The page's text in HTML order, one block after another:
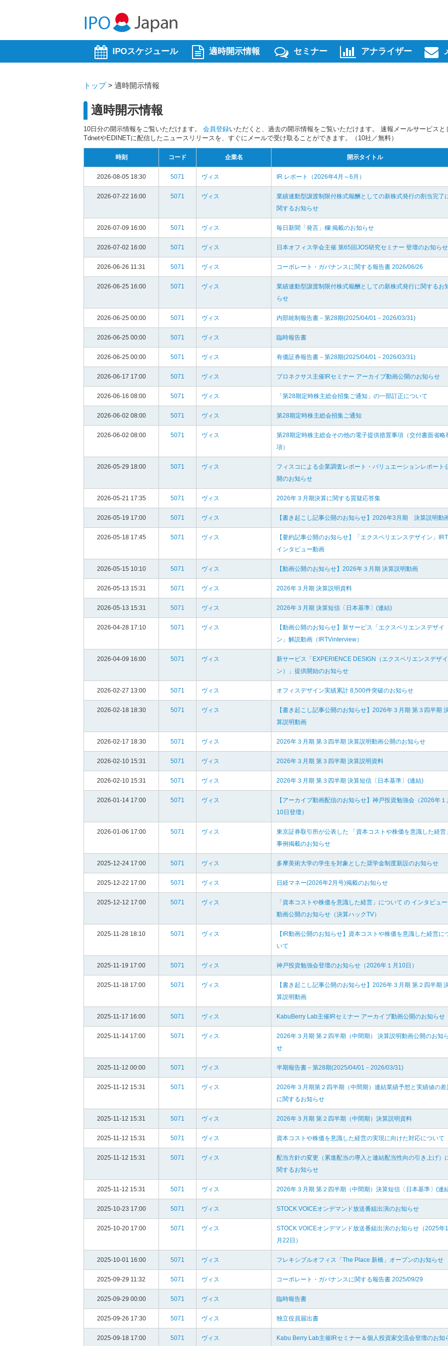
IPOスケジュール 適時開示情報 セミナー アナライザー
トップ> 適時開示情報
適時開示情報
10日分の開示情報をご覧いただけます。 会員登録いただくと、過去の開示情報をご覧いただけます。 速報メールサービスと
TdnetやEDINETに配信したニュースリリースを、すぐにメールで受け取ることができます。（10社／無料）
時刻 コード 企業名 開示タイトル
2026-08-05 18:30 5071 ヴィス IR レポート（2026年4月～6月）
2026-07-22 16:00 5071 ヴィス
業績連動型譲渡制限付株式報酬としての新株式発行の割当完了
関するお知らせ
2026-07-09 16:00 5071 ヴィス 毎日新聞「発言」欄 掲載のお知らせ
2026-07-02 16:00 5071 ヴィス 日本オフィス学会主催 第65回JOS研究セミナー 登壇のお知らせ
2026-06-26 11:31 5071 ヴィス コーポレート・ガバナンスに関する報告書 2026/06/26
2026-06-25 16:00 5071 ヴィス
業績連動型譲渡制限付株式報酬としての新株式発行に関するお
らせ
2026-06-25 00:00 5071 ヴィス 内部統制報告書－第28期(2025/04/01－2026/03/31)
2026-06-25 00:00 5071 ヴィス 臨時報告書
2026-06-25 00:00 5071 ヴィス 有価証券報告書－第28期(2025/04/01－2026/03/31)
2026-06-17 17:00 5071 ヴィス プロネクサス主催IRセミナー アーカイブ動画公開のお知らせ
2026-06-16 08:00 5071 ヴィス 「第28期定時株主総会招集ご通知」の一部訂正について
2026-06-02 08:00 5071 ヴィス 第28期定時株主総会招集ご通知
2026-06-02 08:00 5071 ヴィス
第28期定時株主総会その他の電子提供措置事項（交付書面省略
項）
2026-05-29 18:00 5071 ヴィス
フィスコによる企業調査レポート・バリュエーションレポート
開のお知らせ
2026-05-21 17:35 5071 ヴィス 2026年３月期決算に関する質疑応答集
2026-05-19 17:00 5071 ヴィス 【書き起こし記事公開のお知らせ】2026年3月期 決算説明動
2026-05-18 17:45 5071 ヴィス
【要約記事公開のお知らせ】「エクスペリエンスデザイン」
インタビュー動画
2026-05-15 10:10 5071 ヴィス 【動画公開のお知らせ】2026年３月期 決算説明動画
2026-05-13 15:31 5071 ヴィス 2026年３月期 決算説明資料
2026-05-13 15:31 5071 ヴィス 2026年３月期 決算短信〔日本基準〕(連結)
2026-04-28 17:10 5071 ヴィス
【動画公開のお知らせ】新サービス「エクスペリエンスデザイ
ン」解説動画（IRTVinterview）
2026-04-09 16:00 5071 ヴィス
新サービス「EXPERIENCE DESIGN（エクスペリエンスデザイ
ン）」提供開始のお知らせ
2026-02-27 13:00 5071 ヴィス オフィスデザイン実績累計 8,500件突破のお知らせ
2026-02-18 18:30 5071 ヴィス
【書き起こし記事公開のお知らせ】2026年３月期 第３四半期
算説明動画
2026-02-17 18:30 5071 ヴィス 2026年３月期 第３四半期 決算説明動画公開のお知らせ
2026-02-10 15:31 5071 ヴィス 2026年３月期 第３四半期 決算説明資料
2026-02-10 15:31 5071 ヴィス 2026年３月期 第３四半期 決算短信〔日本基準〕(連結)
2026-01-14 17:00 5071 ヴィス
【アーカイブ動画配信のお知らせ】神戸投資勉強会（2026年１
10日登壇）
2026-01-06 17:00 5071 ヴィス
東京証券取引所が公表した 「資本コストや株価を意識した経営」
事例掲載のお知らせ
2025-12-24 17:00 5071 ヴィス 多摩美術大学の学生を対象とした奨学金制度新設のお知らせ
2025-12-22 17:00 5071 ヴィス 日経マネー(2026年2月号)掲載のお知らせ
2025-12-12 17:00 5071 ヴィス
「資本コストや株価を意識した経営」について の インタビュー
動画公開のお知らせ（決算ハックTV）
2025-11-28 18:10 5071 ヴィス
【IR動画公開のお知らせ】資本コストや株価を意識した経営に
いて
2025-11-19 17:00 5071 ヴィス 神戸投資勉強会登壇のお知らせ（2026年１月10日）
2025-11-18 17:00 5071 ヴィス
【書き起こし記事公開のお知らせ】2026年３月期 第２四半期
算説明動画
2025-11-17 16:00 5071 ヴィス KabuBerry Lab主催IRセミナー アーカイブ動画公開のお知らせ
2025-11-14 17:00 5071 ヴィス
2026年３月期 第２四半期（中間期） 決算説明動画公開のお知ら
せ
2025-11-12 00:00 5071 ヴィス 半期報告書－第28期(2025/04/01－2026/03/31)
2025-11-12 15:31 5071 ヴィス
2026年３月期第２四半期（中間期）連結業績予想と実績値の差
に関するお知らせ
2025-11-12 15:31 5071 ヴィス 2026年３月期 第２四半期（中間期）決算説明資料
2025-11-12 15:31 5071 ヴィス 資本コストや株価を意識した経営の実現に向けた対応について
2025-11-12 15:31 5071 ヴィス
配当方針の変更（累進配当の導入と連結配当性向の引き上げ）
関するお知らせ
2025-11-12 15:31 5071 ヴィス 2026年３月期 第２四半期（中間期）決算短信〔日本基準〕(連
2025-10-23 17:00 5071 ヴィス STOCK VOICEオンデマンド放送番組出演のお知らせ
2025-10-20 17:00 5071 ヴィス
STOCK VOICEオンデマンド放送番組出演のお知らせ（2025年
月22日）
2025-10-01 16:00 5071 ヴィス フレキシブルオフィス「The Place 新橋」オープンのお知らせ
2025-09-29 11:32 5071 ヴィス コーポレート・ガバナンスに関する報告書 2025/09/29
2025-09-29 00:00 5071 ヴィス 臨時報告書
2025-09-26 17:30 5071 ヴィス 独立役員届出書
2025-09-18 17:00 5071 ヴィス Kabu Berry Lab主催IRセミナー＆個人投資家交流会登壇のお知